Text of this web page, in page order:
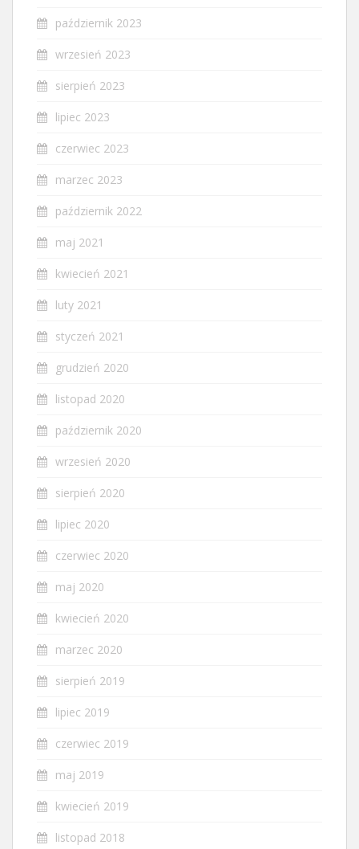
październik 2023
wrzesień 2023
sierpień 2023
lipiec 2023
czerwiec 2023
marzec 2023
październik 2022
maj 2021
kwiecień 2021
luty 2021
styczeń 2021
grudzień 2020
listopad 2020
październik 2020
wrzesień 2020
sierpień 2020
lipiec 2020
czerwiec 2020
maj 2020
kwiecień 2020
marzec 2020
sierpień 2019
lipiec 2019
czerwiec 2019
maj 2019
kwiecień 2019
listopad 2018